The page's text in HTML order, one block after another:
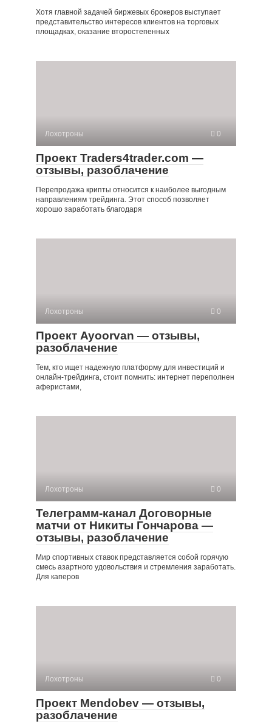
Хотя главной задачей биржевых брокеров выступает
представительство интересов клиентов на торговых
площадках, оказание второстепенных
Лохотроны 0
Проект Traders4trader.com —
отзывы, разоблачение
Перепродажа крипты относится к наиболее выгодным
направлениям трейдинга. Этот способ позволяет
хорошо заработать благодаря
Лохотроны 0
Проект Ayoorvan — отзывы,
разоблачение
Тем, кто ищет надежную платформу для инвестиций и
онлайн-трейдинга, стоит помнить: интернет переполнен
аферистами,
Лохотроны 0
Телеграмм-канал Договорные
матчи от Никиты Гончарова —
отзывы, разоблачение
Мир спортивных ставок представляется собой горячую
смесь азартного удовольствия и стремления заработать.
Для каперов
Лохотроны 0
Проект Mendobev — отзывы,
разоблачение